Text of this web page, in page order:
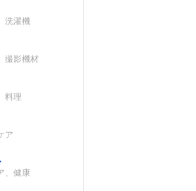
洗濯機
撮影機材
料理
ア
、健康